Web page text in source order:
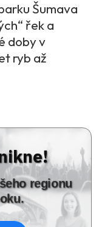
Šumava
řek a
doby v
ryb až
regionu